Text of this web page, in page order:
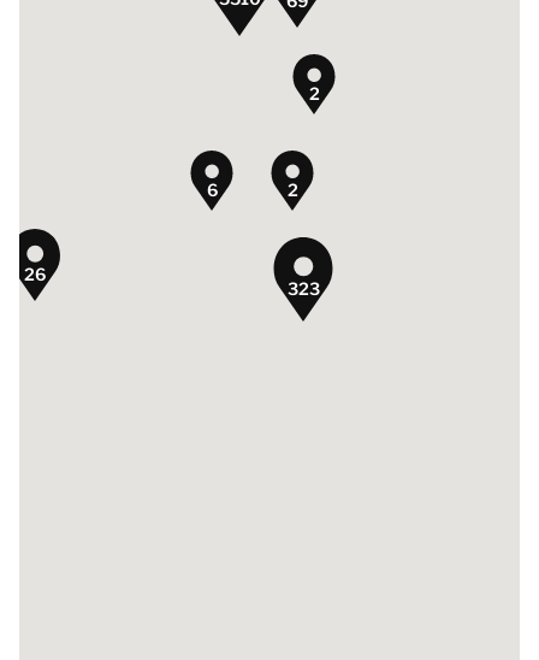
323
2
6
2
26